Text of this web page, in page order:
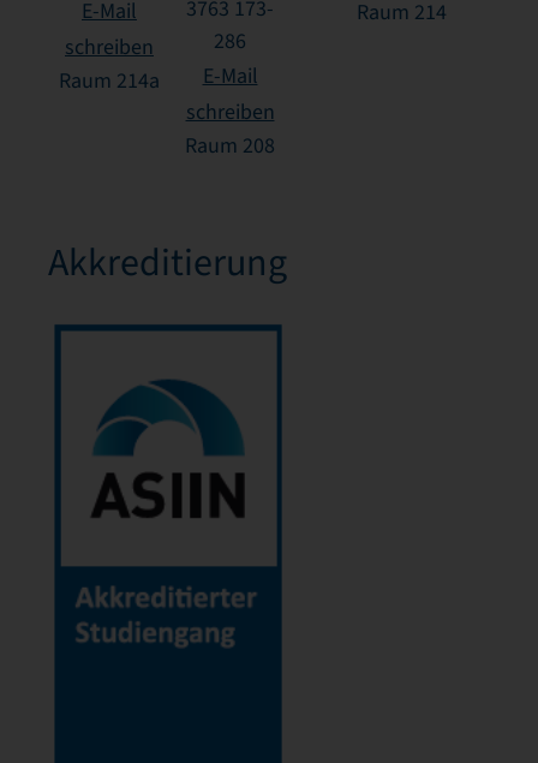
E-Mail
schreiben
Raum 214a
3763 173-
286
E-Mail
schreiben
Raum 208
Raum 214
Akkreditierung